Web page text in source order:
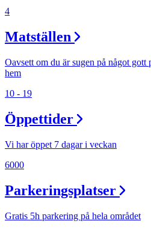
4
Matställen
Oavsett om du är sugen på något
hem
10 - 19
Öppettider
Vi har öppet 7 dagar i veckan
6000
Parkeringsplatser
Gratis 5h parkering på hela området